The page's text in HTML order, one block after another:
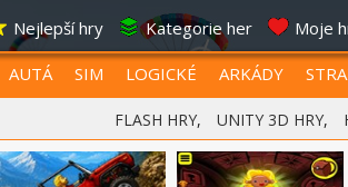
Nejlepší hry Kategorie her Moje
AUTÁ SIM LOGICKÉ ARKÁDY
FLASH HRY, UNITY 3D HRY,